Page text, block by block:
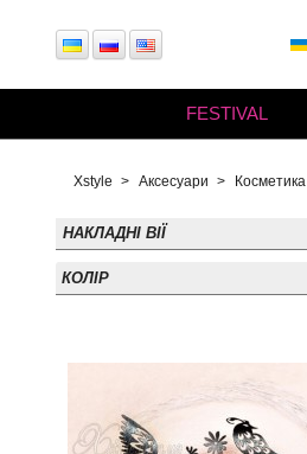
Xstyle Аксесуари Косметика
НАКЛАДНІ ВІЇ
КОЛІР
FESTIVAL